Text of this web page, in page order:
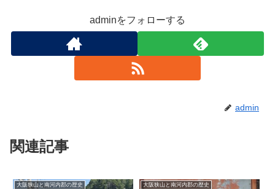
adminをフォローする
admin
関連記事
大阪狭山と南河内郡の歴史 大阪狭山と南河内郡の歴史